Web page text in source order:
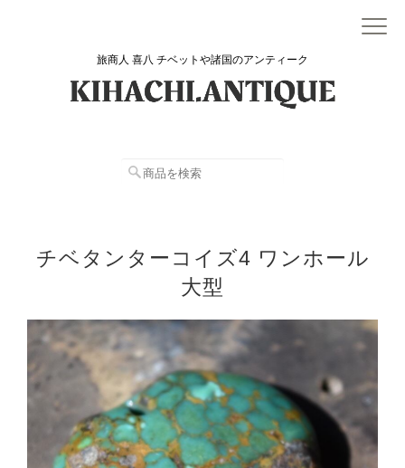
旅商人 喜八 チベットや諸国のアンティーク
チベタンターコイズ4 ワンホール
大型